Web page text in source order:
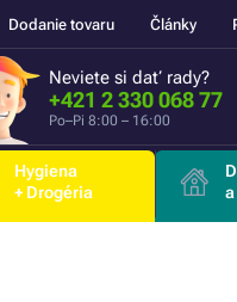
Dodanie tovaru Články
Neviete si dať rady?
+421 2 330 068 77
Po–Pi 8:00 – 16:00
Hygiena
+ Drogéria